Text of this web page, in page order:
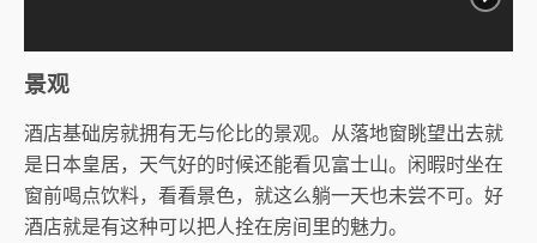
景观
酒店基础房就拥有无与伦比的景观。从落地窗眺望出去就
是日本皇居，天气好的时候还能看见富士山。闲暇时坐在
窗前喝点饮料，看看景色，就这么躺一天也未尝不可。好
酒店就是有这种可以把人拴在房间里的魅力。